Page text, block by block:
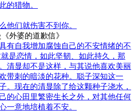
的猎物。
他们就伤害不到你。
外婆的道歉信》
有自我增加腐蚀自己的不安情绪的不
是恋情，如此坚韧、如此持久，那
清显却不是这样，与其说他喜欢美丽
带刺的暗淡的花种。聪子深知这一
。现在的清显除了给这颗种子浇水，
的心田里繁密生长之外，对其他任何
一意地培植着不安。